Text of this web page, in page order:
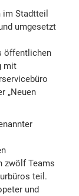
Stadtteil
umgesetzt
öffentlichen
mit
„Neuen
zwölf Teams
teil.
und